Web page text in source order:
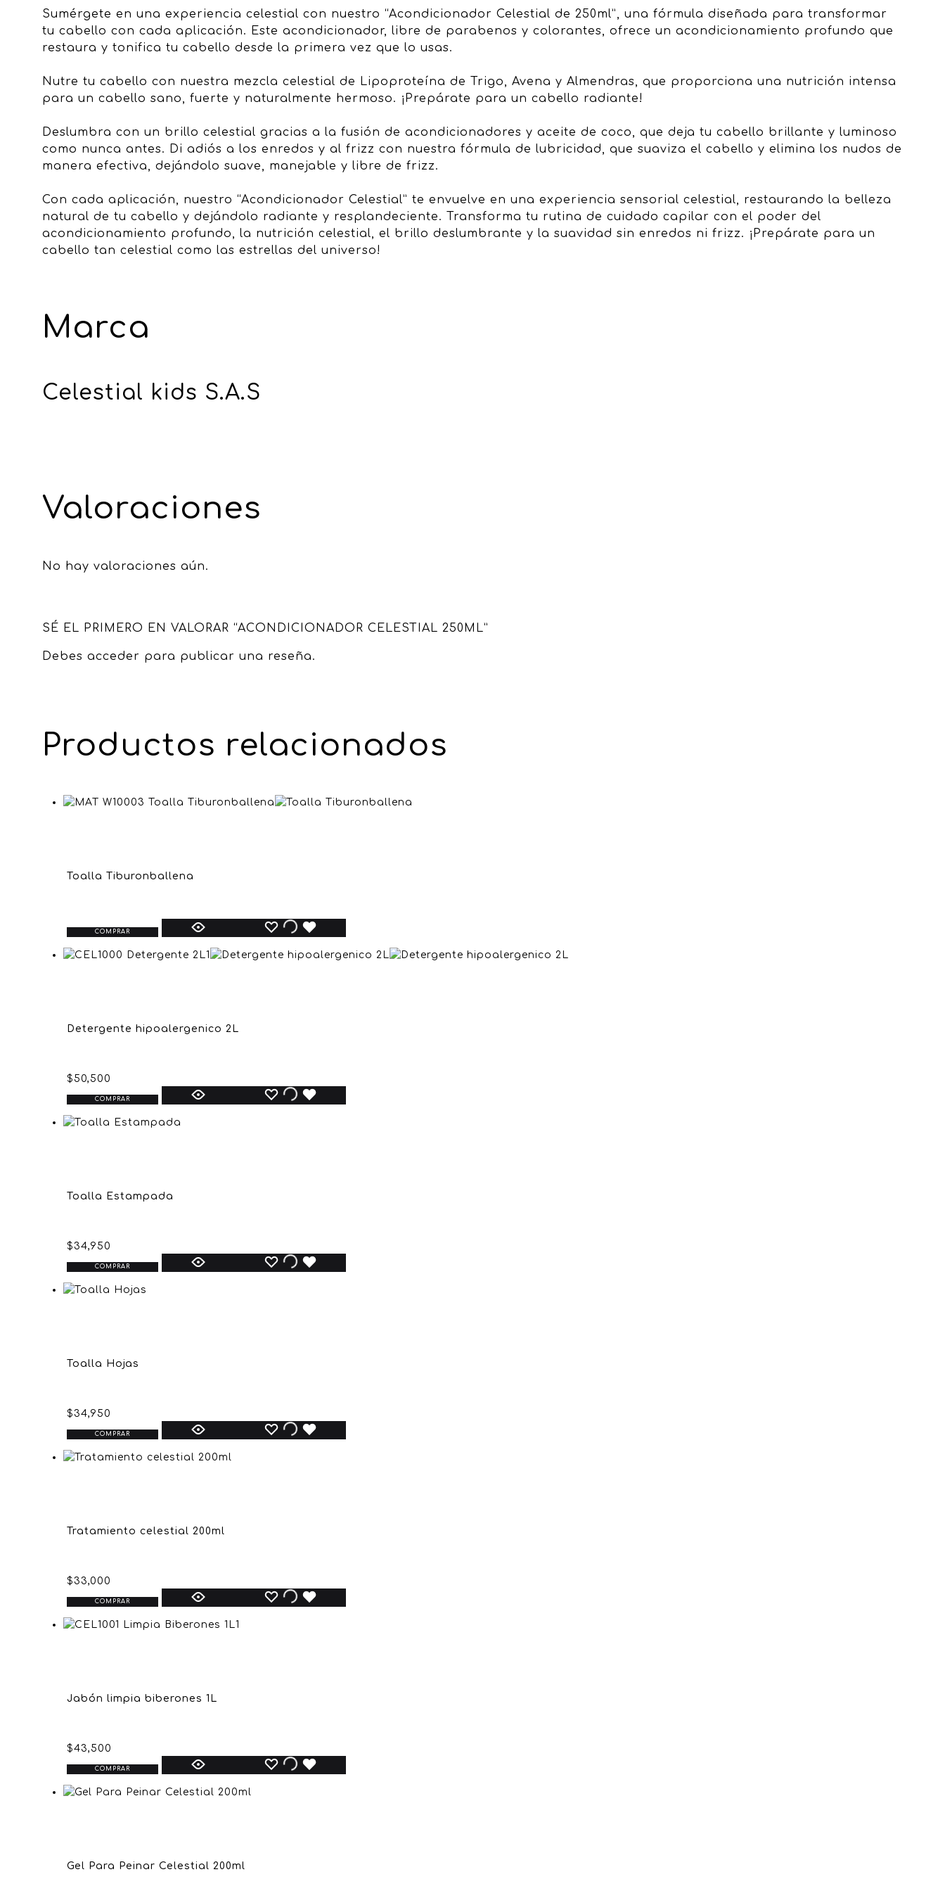
Sumérgete en una experiencia celestial con nuestro “Acondicionador Celestial de 250ml”, una fórmula diseñada para transformar
tu cabello con cada aplicación. Este acondicionador, libre de parabenos y colorantes, ofrece un acondicionamiento profundo que
restaura y tonifica tu cabello desde la primera vez que lo usas.
Nutre tu cabello con nuestra mezcla celestial de Lipoproteína de Trigo, Avena y Almendras, que proporciona una nutrición intensa
para un cabello sano, fuerte y naturalmente hermoso. ¡Prepárate para un cabello radiante!
Deslumbra con un brillo celestial gracias a la fusión de acondicionadores y aceite de coco, que deja tu cabello brillante y luminoso
como nunca antes. Di adiós a los enredos y al frizz con nuestra fórmula de lubricidad, que suaviza el cabello y elimina los nudos de
manera efectiva, dejándolo suave, manejable y libre de frizz.
Con cada aplicación, nuestro “Acondicionador Celestial” te envuelve en una experiencia sensorial celestial, restaurando la belleza
natural de tu cabello y dejándolo radiante y resplandeciente. Transforma tu rutina de cuidado capilar con el poder del
acondicionamiento profundo, la nutrición celestial, el brillo deslumbrante y la suavidad sin enredos ni frizz. ¡Prepárate para un
cabello tan celestial como las estrellas del universo!
Marca
Celestial kids S.A.S
Valoraciones
No hay valoraciones aún.
SÉ EL PRIMERO EN VALORAR “ACONDICIONADOR CELESTIAL 250ML”
Debes acceder para publicar una reseña.
Productos relacionados
Toalla Tiburonballena
COMPRAR
Detergente hipoalergenico 2L
$ 50,500
COMPRAR
Toalla Estampada
$ 34,950
COMPRAR
Toalla Hojas
$ 34,950
COMPRAR
Tratamiento celestial 200ml
$ 33,000
COMPRAR
Jabón limpia biberones 1L
$43,500
COMPRAR
Gel Para Peinar Celestial 200ml